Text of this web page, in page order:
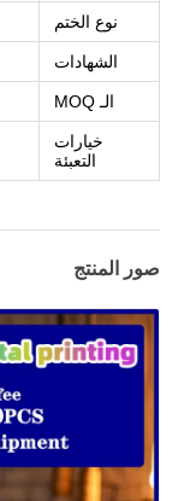
نوع الختم
الشهادات
الـ MOQ
خيارات
التعبئة
صور المنتج